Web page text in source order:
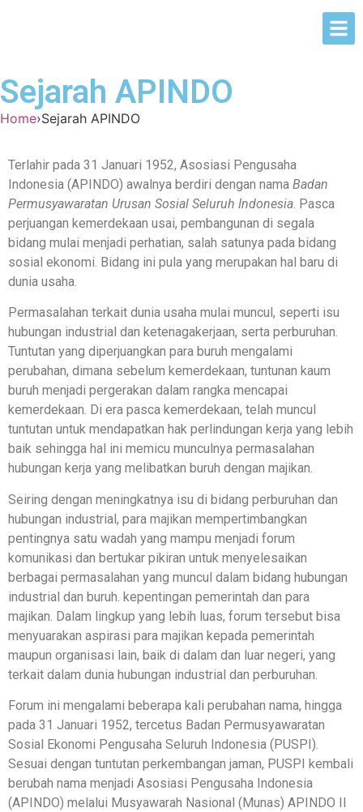
Sejarah APINDO
Home›Sejarah APINDO
Terlahir pada 31 Januari 1952, Asosiasi Pengusaha
Indonesia (APINDO) awalnya berdiri dengan nama Badan
Permusyawaratan Urusan Sosial Seluruh Indonesia. Pasca
perjuangan kemerdekaan usai, pembangunan di segala
bidang mulai menjadi perhatian, salah satunya pada bidang
sosial ekonomi. Bidang ini pula yang merupakan hal baru di
dunia usaha.
Permasalahan terkait dunia usaha mulai muncul, seperti isu
hubungan industrial dan ketenagakerjaan, serta perburuhan.
Tuntutan yang diperjuangkan para buruh mengalami
perubahan, dimana sebelum kemerdekaan, tuntunan kaum
buruh menjadi pergerakan dalam rangka mencapai
kemerdekaan. Di era pasca kemerdekaan, telah muncul
tuntutan untuk mendapatkan hak perlindungan kerja yang lebih
baik sehingga hal ini memicu munculnya permasalahan
hubungan kerja yang melibatkan buruh dengan majikan.
Seiring dengan meningkatnya isu di bidang perburuhan dan
hubungan industrial, para majikan mempertimbangkan
pentingnya satu wadah yang mampu menjadi forum
komunikasi dan bertukar pikiran untuk menyelesaikan
berbagai permasalahan yang muncul dalam bidang hubungan
industrial dan buruh. kepentingan pemerintah dan para
majikan. Dalam lingkup yang lebih luas, forum tersebut bisa
menyuarakan aspirasi para majikan kepada pemerintah
maupun organisasi lain, baik di dalam dan luar negeri, yang
terkait dalam dunia hubungan industrial dan perburuhan.
Forum ini mengalami beberapa kali perubahan nama, hingga
pada 31 Januari 1952, tercetus Badan Permusyawaratan
Sosial Ekonomi Pengusaha Seluruh Indonesia (PUSPI).
Sesuai dengan tuntutan perkembangan jaman, PUSPI kembali
berubah nama menjadi Asosiasi Pengusaha Indonesia
(APINDO) melalui Musyawarah Nasional (Munas) APINDO II